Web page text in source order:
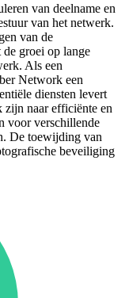
van deelname en
van het netwerk.
van de
de groei op lange
Als een
Network een
diensten levert
zijn naar efficiënte en
voor verschillende
De toewijding van
beveiliging